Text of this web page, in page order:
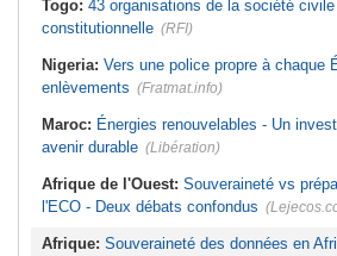
Togo: 43 organisations de la société
constitutionnelle (RFI)
Nigeria: Vers une police propre à chaque
enlèvements (Fratmat.info)
Maroc: Énergies renouvelables - Un
avenir durable (Libération)
Afrique de l'Ouest: Souveraineté vs
l'ECO - Deux débats confondus
Afrique: Souveraineté des données en